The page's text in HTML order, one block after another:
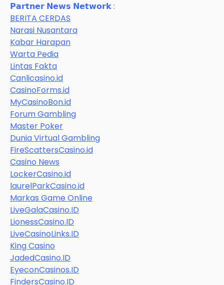
𝗣𝗮𝗿𝘁𝗻𝗲𝗿 𝗡𝗲𝘄𝘀 𝗡𝗲𝘁𝘄𝗼𝗿𝗸 :
BERITA CERDAS
Narasi Nusantara
Kabar Harapan
Warta Pedia
Lintas Fakta
Canlicasino.id
CasinoForms.id
MyCasinoBon.id
Forum Gambling
Master Poker
Dunia Virtual Gambling
FireScattersCasino.id
Casino News
LockerCasino.id
laurelParkCasino.id
Markas Game Online
LiveGalaCasino.ID
LionessCasino.ID
LiveCasinoLinks.ID
King Casino
JadedCasino.ID
EyeconCasinos.ID
FindersCasino.ID